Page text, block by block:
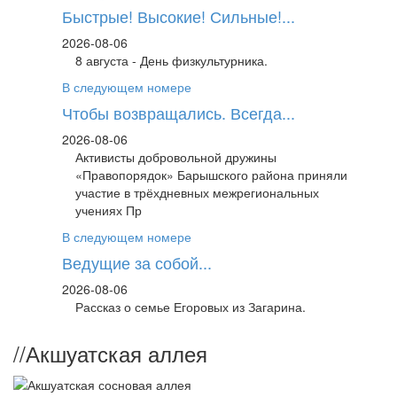
Быстрые! Высокие! Сильные!...
2026-08-06
8 августа - День физкультурника.
В следующем номере
Чтобы возвращались. Всегда...
2026-08-06
Активисты добровольной дружины
«Правопорядок» Барышского района приняли
участие в трёхдневных межрегиональных
учениях Пр
В следующем номере
Ведущие за собой...
2026-08-06
Рассказ о семье Егоровых из Загарина.
//Акшуатская аллея